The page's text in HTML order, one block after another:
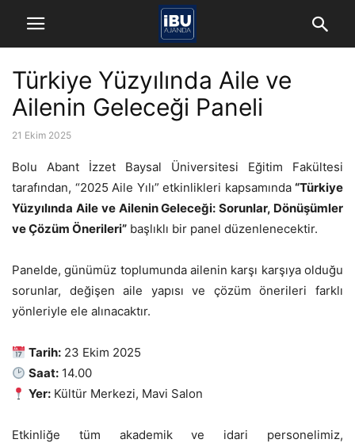
Türkiye Yüzyılında Aile ve
Ailenin Geleceği Paneli
21 Ekim 2025
Bolu Abant İzzet Baysal Üniversitesi Eğitim Fakültesi
tarafından, “2025 Aile Yılı” etkinlikleri kapsamında “Türkiye
Yüzyılında Aile ve Ailenin Geleceği: Sorunlar, Dönüşümler
ve Çözüm Önerileri” başlıklı bir panel düzenlenecektir.
Panelde, günümüz toplumunda ailenin karşı karşıya olduğu
sorunlar, değişen aile yapısı ve çözüm önerileri farklı
yönleriyle ele alınacaktır.
Tarih: 23 Ekim 2025
Saat: 14.00
Yer: Kültür Merkezi, Mavi Salon
Etkinliğe tüm akademik ve idari personelimiz,